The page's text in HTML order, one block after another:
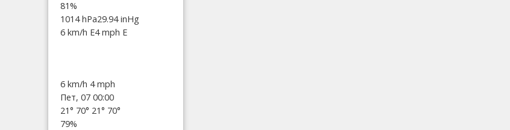
81%
1014 hPa29.94 inHg
6 km/h E4 mph E
6 km/h 4 mph
Пет, 07 00:00
21° 70° 21° 70°
79%